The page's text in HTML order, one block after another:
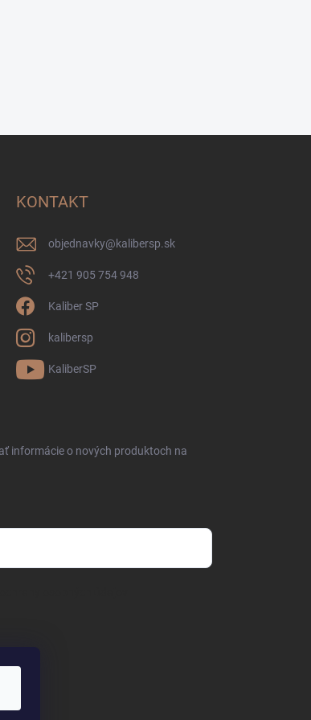
KONTAKT
objednavky@kalibersp.sk
+421 905 754 948
Kaliber SP
kalibersp
KaliberSP
informácie o nových produktoch na